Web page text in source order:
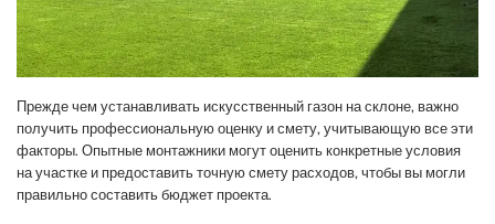
Прежде чем устанавливать искусственный газон на склоне, важно
получить профессиональную оценку и смету, учитывающую все эти
факторы. Опытные монтажники могут оценить конкретные условия
на участке и предоставить точную смету расходов, чтобы вы могли
правильно составить бюджет проекта.